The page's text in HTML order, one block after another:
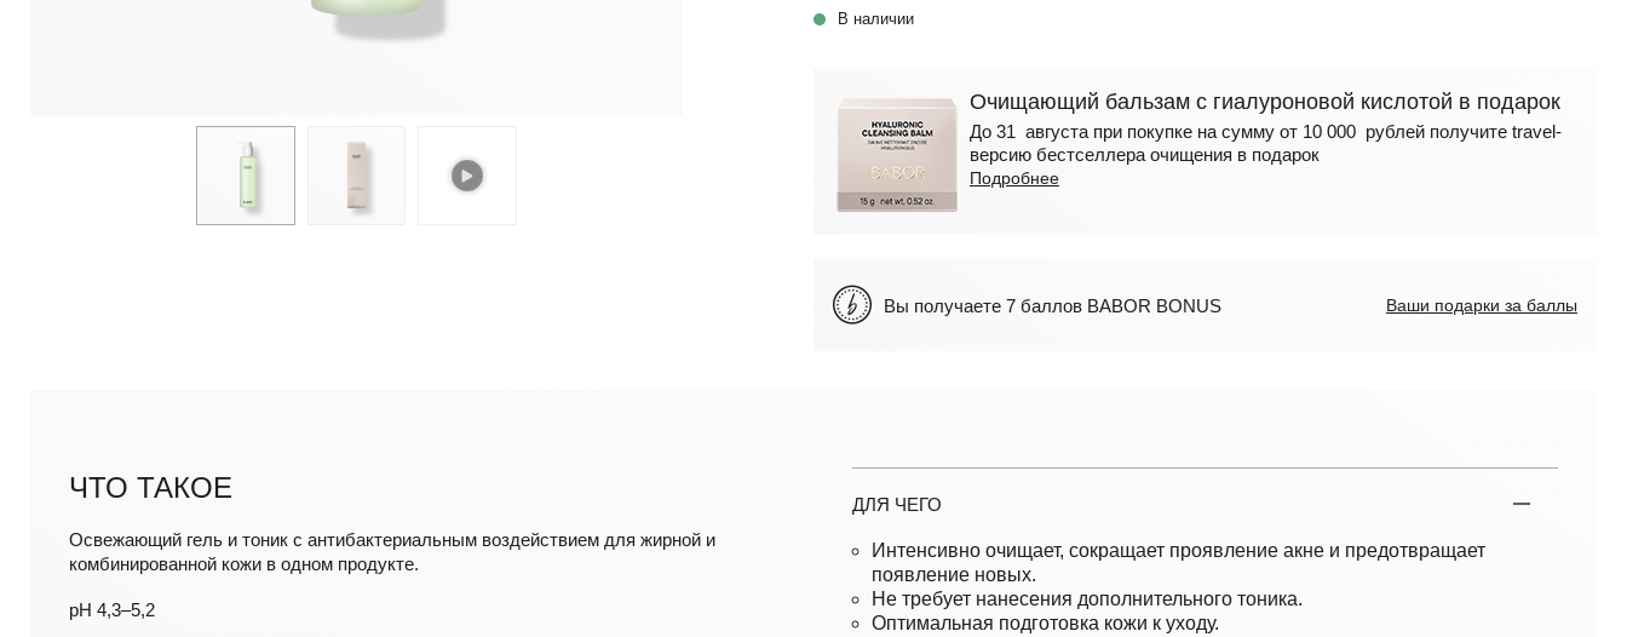
В наличии
Очищающий бальзам с гиалуроновой кислотой в подарок
До 31 августа при покупке на сумму от 10 000 рублей получите travel-
версию бестселлера очищения в подарок
Подробнее
Вы получаете 7 баллов BABOR BONUS Ваши подарки за баллы
ЧТО ТАКОЕ
Освежающий гель и тоник с антибактериальным воздействием для жирной и
комбинированной кожи в одном продукте.
pH 4,3–5,2
ДЛЯ ЧЕГО
Интенсивно очищает, сокращает проявление акне и предотвращает
появление новых.
Не требует нанесения дополнительного тоника.
Оптимальная подготовка кожи к уходу.